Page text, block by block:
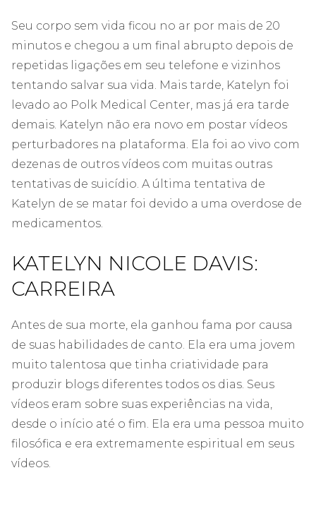
Seu corpo sem vida ficou no ar por mais de 20
minutos e chegou a um final abrupto depois de
repetidas ligações em seu telefone e vizinhos
tentando salvar sua vida. Mais tarde, Katelyn foi
levado ao Polk Medical Center, mas já era tarde
demais. Katelyn não era novo em postar vídeos
perturbadores na plataforma. Ela foi ao vivo com
dezenas de outros vídeos com muitas outras
tentativas de suicídio. A última tentativa de
Katelyn de se matar foi devido a uma overdose de
medicamentos.
KATELYN NICOLE DAVIS:
CARREIRA
Antes de sua morte, ela ganhou fama por causa
de suas habilidades de canto. Ela era uma jovem
muito talentosa que tinha criatividade para
produzir blogs diferentes todos os dias. Seus
vídeos eram sobre suas experiências na vida,
desde o início até o fim. Ela era uma pessoa muito
filosófica e era extremamente espiritual em seus
vídeos.